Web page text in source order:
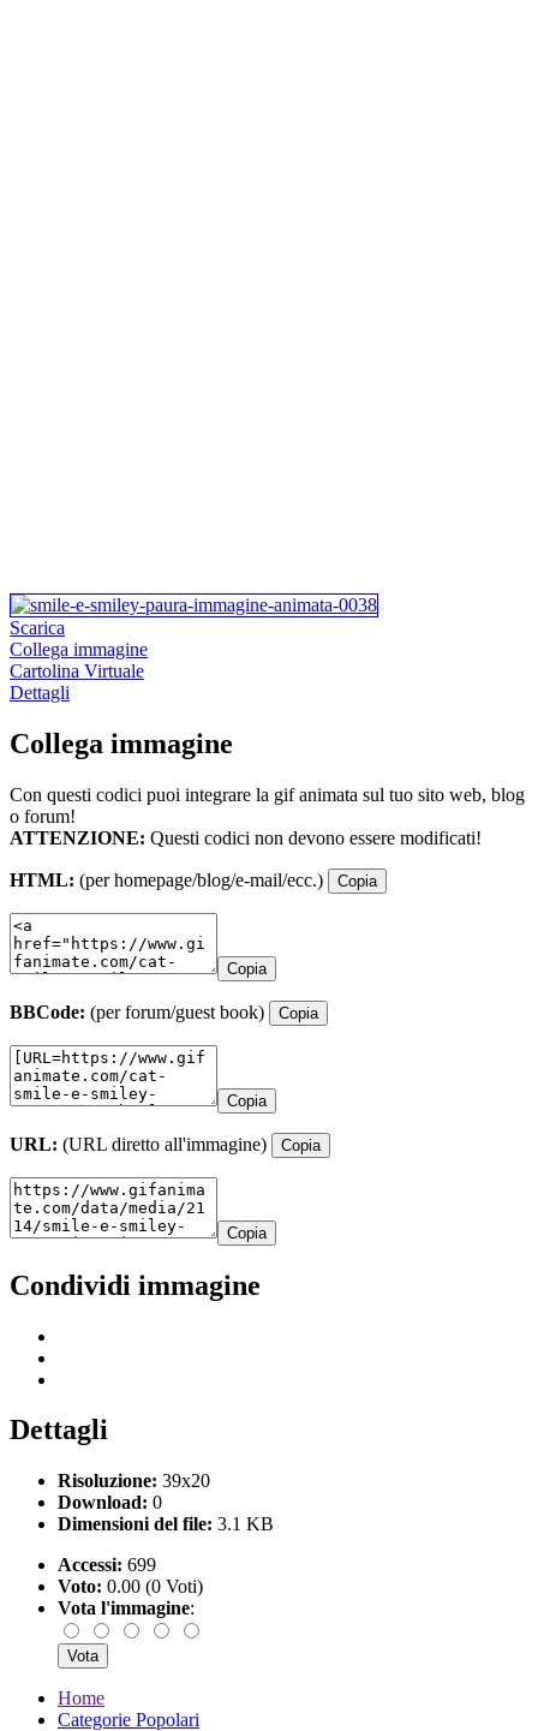
Scarica
Collega immagine
Cartolina Virtuale
Dettagli
Collega immagine
Con questi codici puoi integrare la gif animata sul tuo sito web, blog
o forum!
ATTENZIONE: Questi codici non devono essere modificati!
HTML: (per homepage/blog/e-mail/ecc.) Copia
Copia
BBCode: (per forum/guest book) Copia
Copia
URL: (URL diretto all'immagine) Copia
Copia
Condividi immagine
Dettagli
Risoluzione: 39x20
Download: 0
Dimensioni del file: 3.1 KB
Accessi: 699
Voto: 0.00 (0 Voti)
Vota l'immagine:
Home
Categorie Popolari